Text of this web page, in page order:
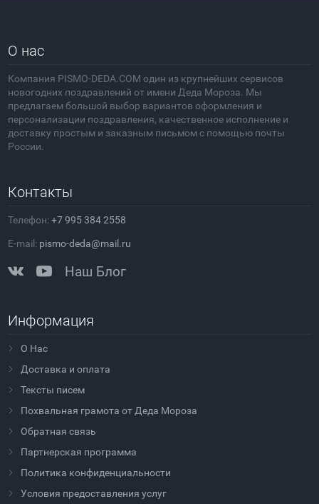
О нас
Компания PISMO-DEDA.COM один из крупнейших сервисов
новогодних поздравлений от имени Деда Мороза. Мы
предлагаем большой выбор вариантов оформления и
персонализации поздравления, качественное исполнение и
доставку простым и заказным письмом с помощью почты
России.
Контакты
Телефон:+7 995 384 2558
E-mail: pismo-deda@mail.ru
Наш Блог
Информация
О Нас
Доставка и оплата
Тексты писем
Похвальная грамота от Деда Мороза
Обратная связь
Партнерская программа
Политика конфиденциальности
Условия предоставления услуг